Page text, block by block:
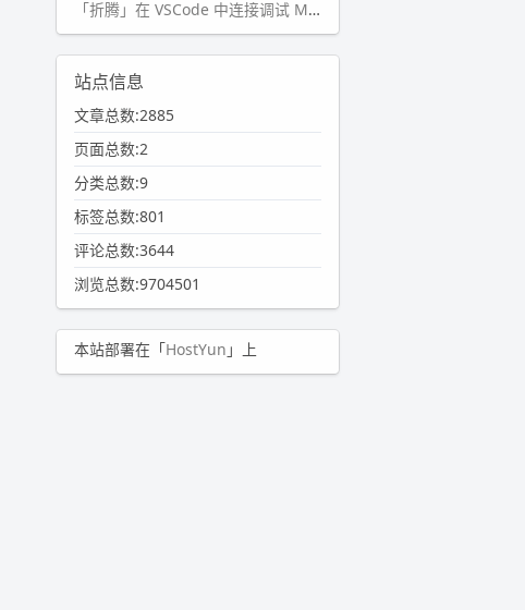
「折腾」在 VSCode 中连接调试 Microsoft Edge
站点信息
文章总数:2885
页面总数:2
分类总数:9
标签总数:801
评论总数:3644
浏览总数:9704501
本站部署在「HostYun 」上